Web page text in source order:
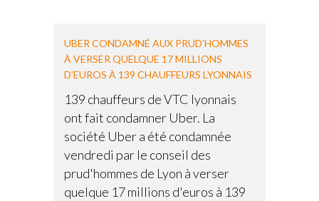
UBER CONDAMNÉ AUX PRUD’HOMMES
À VERSER QUELQUE 17 MILLIONS
D’EUROS À 139 CHAUFFEURS LYONNAIS
139 chauffeurs de VTC lyonnais
ont fait condamner Uber. La
société Uber a été condamnée
vendredi par le conseil des
prud'hommes de Lyon à verser
quelque 17 millions d'euros à 139